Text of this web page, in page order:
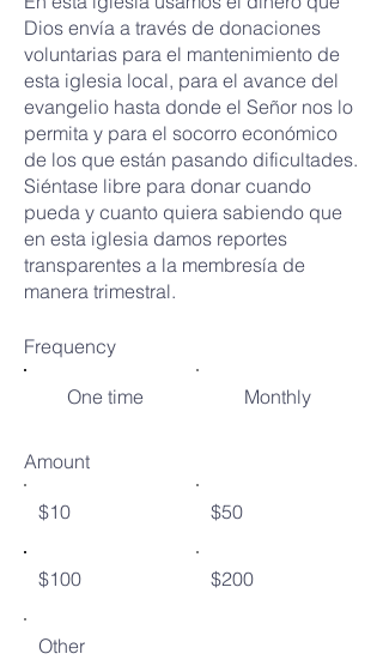
Dios envía a través de donaciones
voluntarias para el mantenimiento de
esta iglesia local, para el avance del
evangelio hasta donde el Señor nos lo
permita y para el socorro económico
de los que están pasando dificultades.
Siéntase libre para donar cuando
pueda y cuanto quiera sabiendo que
en esta iglesia damos reportes
transparentes a la membresía de
manera trimestral.
Frequency
One time Monthly
Amount
$10 $50
$100 $200
Other